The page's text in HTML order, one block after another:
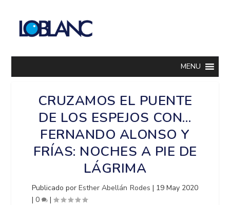
MENU
CRUZAMOS EL PUENTE
DE LOS ESPEJOS CON…
FERNANDO ALONSO Y
FRÍAS: NOCHES A PIE DE
LÁGRIMA
Publicado porEsther Abellán Rodes | 19 May 2020
|0 |